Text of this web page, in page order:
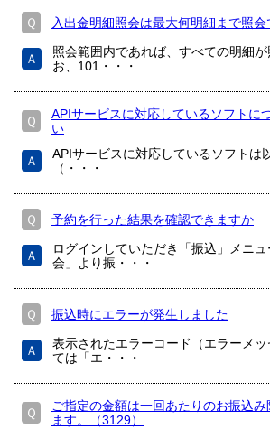
Ｑ 入出金明細照会は最大何明細まで照
Ａ
照会範囲内であれば、すべての明細
お、101・・・
Ｑ
APIサービスに対応しているソフトに
い
Ａ
APIサービスに対応しているソフトは
（・・・
Ｑ 予約を行った結果を確認できますか
Ａ
ログインしていただき「振込」メニ
会」より振・・・
Ｑ 振込時にエラーが発生しました
Ａ
表示されたエラーコード（エラーメ
ては「エ・・・
Ｑ
ご指定の金額は一回あたりのお振込
ます。（3129）